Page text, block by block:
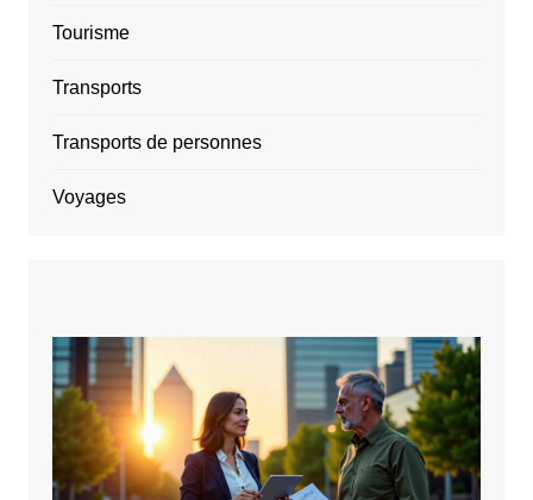
Tourisme
Transports
Transports de personnes
Voyages